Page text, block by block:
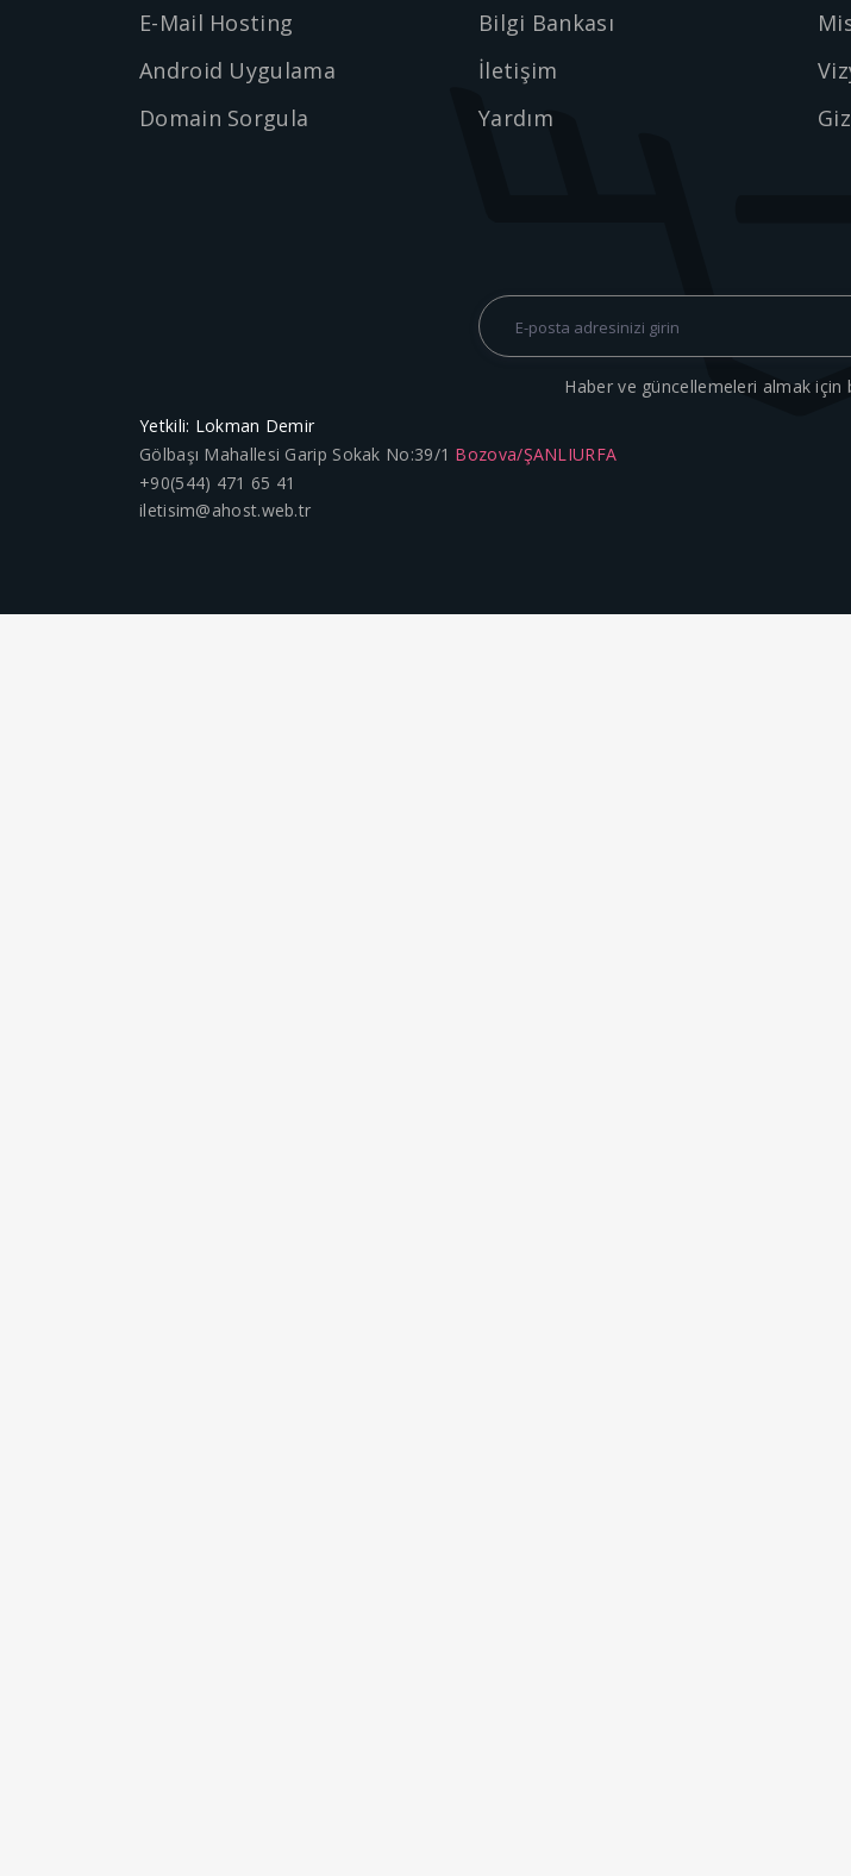
E-Mail Hosting
Android Uygulama
Domain Sorgula
Bilgi Bankası
İletişim
Yardım
Haber ve güncellemeleri almak
Yetkili: Lokman Demir
Gölbaşı Mahallesi Garip Sokak No:39/1 Bozova/ŞANLIURFA
+90(544) 471 65 41
iletisim@ahost.web.tr